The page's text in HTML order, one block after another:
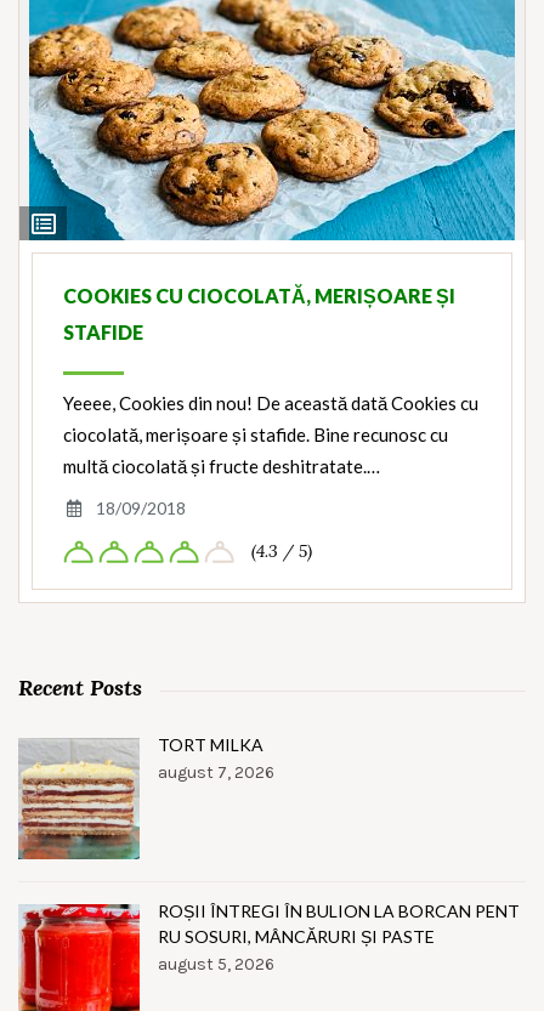
View
Ingredients
COOKIES CU CIOCOLATĂ, MERIȘOARE ȘI
STAFIDE
Yeeee, Cookies din nou! De această dată Cookies cu
ciocolată, merișoare și stafide. Bine recunosc cu
multă ciocolată și fructe deshitratate.…
18/09/2018
(4.3 / 5)
Recent Posts
TORT MILKA
august 7, 2026
ROȘII ÎNTREGI ÎN BULION LA BORCAN PENT
RU SOSURI, MÂNCĂRURI ȘI PASTE
august 5, 2026